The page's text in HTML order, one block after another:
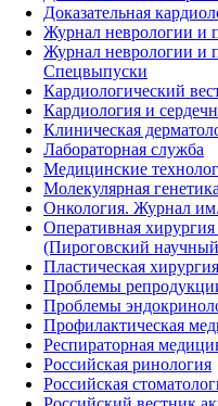
Доказательная
Журнал неврологии и
Журнал неврологии и
Спецвыпуски
Кардиологический
Кардиология и
Клиническая
Лабораторная служба
Медицинские
Молекулярная
Онкология. Журнал
Оперативная
(Пироговский
Пластическая
Проблемы
Проблемы
Профилактическая
Респираторная
Российская ринология
Российская